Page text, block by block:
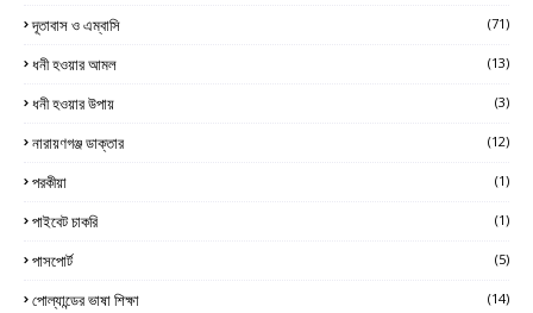
দূতাবাস ও এম্বাসি (71)
ধনী হওয়ার আমল (13)
ধনী হওয়ার উপায় (3)
নারায়ণগঞ্জ ডাক্তার (12)
পরকীয়া (1)
পাইবেট চাকরি (1)
পাসপোর্ট (5)
পোল্যান্ডের ভাষা শিক্ষা (14)